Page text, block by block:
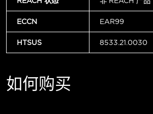
ECCN EAR99
HTSUS 8533.21.0030
如何购买